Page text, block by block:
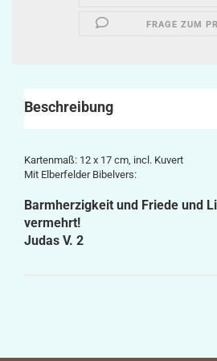
FRAGE ZUM
Beschreibung
Kartenmaß: 12 x 17 cm, incl. Kuvert
Mit Elberfelder Bibelvers:
Barmherzigkeit und Friede und
vermehrt!
Judas V. 2